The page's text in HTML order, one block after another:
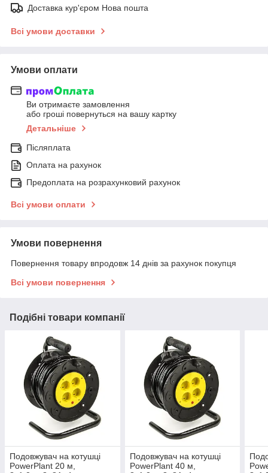
Доставка кур'єром Нова пошта
Всі умови доставки
Умови оплати
Ви отримаєте замовлення
або гроші повернуться на вашу картку
Детальніше
Післяплата
Оплата на рахунок
Предоплата на розрахунковий рахунок
Всі умови оплати
Умови повернення
Повернення товару впродовж 14 днів за рахунок покупця
Всі умови повернення
Подібні товари компанії
Подовжувач на котушці
PowerPlant 20 м,
Подовжувач на котушці
PowerPlant 40 м,